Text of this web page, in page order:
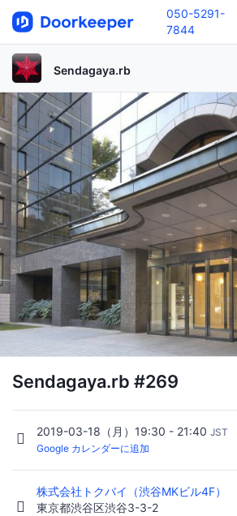
050-5291-
7844
Sendagaya.rb
Sendagaya.rb #269
2019-03-18（月）19:30 - 21:40 JST
Google カレンダーに追加
株式会社トクバイ（渋谷MKビル4F）
東京都渋谷区渋谷3-3-2